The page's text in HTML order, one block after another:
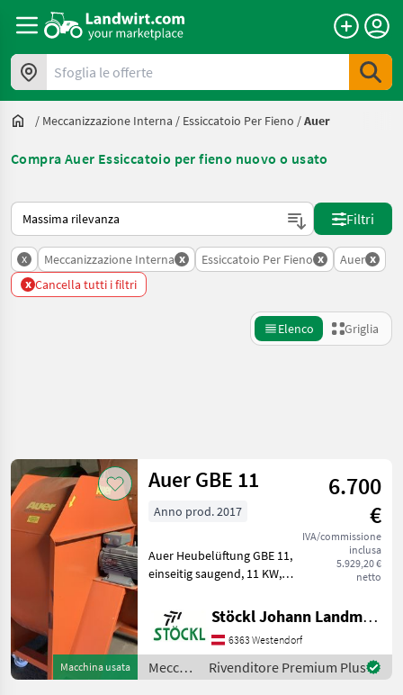
Sfoglia le offerte
/ Meccanizzazione Interna / Essiccatoio Per Fieno /Auer
Compra Auer Essiccatoio per fieno nuovo o usato
Ecco come viene ordinato su Landwirt.com
Filtri
x Meccanizzazione Interna x Essiccatoio Per Fieno x Auer x
x Cancella tutti i filtri
Elenco Griglia
ricerca
Categoria Paese Filtri
Settore
agricolo
Meccanizzazione
Interna
Essiccatoio
Reimposta
Mostra
1
risultati
Macchina usata
Auer GBE 11
6.700
€
IVA/commissione
inclusa
5.929,20 €
netto
Anno prod. 2017
Auer Heubelüftung GBE 11,
einseitig saugend, 11 KW,
verfügbar, A
Meccanizzazione interna
Essiccatoio per fieno
Stöckl Johann Landmaschinen GesmbH & Co KG
6363 Westendorf
Meccanizzazione
interna
Rivenditore Premium Plus